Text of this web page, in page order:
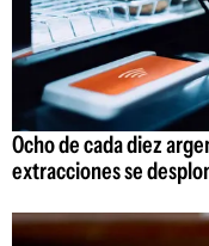
Ocho de cada diez
extracciones se